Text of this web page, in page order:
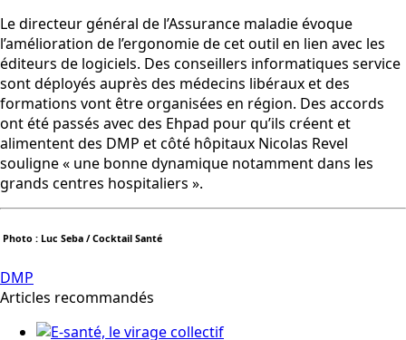
Le directeur général de l’Assurance maladie évoque
l’amélioration de l’ergonomie de cet outil en lien avec les
éditeurs de logiciels. Des conseillers informatiques service
sont déployés auprès des médecins libéraux et des
formations vont être organisées en région. Des accords
ont été passés avec des Ehpad pour qu’ils créent et
alimentent des DMP et côté hôpitaux Nicolas Revel
souligne « une bonne dynamique notamment dans les
grands centres hospitaliers ».
Photo : Luc Seba / Cocktail Santé
DMP
Articles recommandés